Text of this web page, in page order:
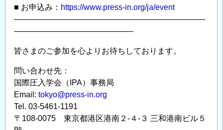
■ お申込み： https://www.press-in.org/ja/event
————————————————————————
———————————————
皆さまのご参加を心よりお待ちしております。
問い合わせ先：
国際圧入学会（IPA）事務局
Email: tokyo@press-in.org
Tel. 03-5461-1191
〒108-0075 東京都港区港南２-４-３ 三和港南ビル５